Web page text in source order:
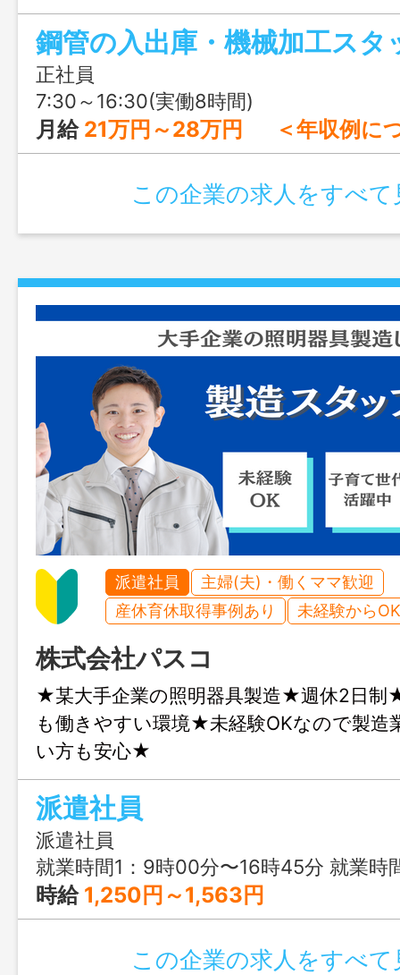
す！
鋼管の入出庫・機械加工スタ
正社員
7:30～16:30(実働8時間)
月給 21万円～28万円 ＜年収例について＞ 20代中途入社の場合 ①入社1年目⇒年収約350万円 ②入社3年目
この企業の求人をすべて
派遣社員
主婦(夫)・働くママ歓迎
産休育休取得事例あり
未経験からOK
株式会社パスコ
★某大手企業の照明器具製造★週休2日制
も働きやすい環境★未経験OKなので製造
い方も安心★
派遣社員
派遣社員
就業時間1：9時00分〜16時45分 就業時間2：8時30分〜16時15分 又は 8時30分〜17時15分の時間の間の6時間以上 就業時間に関する特
時給 1,250円～1,563円
この企業の求人をすべて